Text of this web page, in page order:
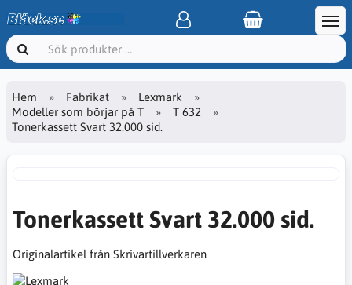
Hem Fabrikat
Lexmark
Modeller som börjar på T
T 632
Tonerkassett Svart 32.000 sid.
Tonerkassett Svart 32.000 sid.
Originalartikel från Skrivartillverkaren